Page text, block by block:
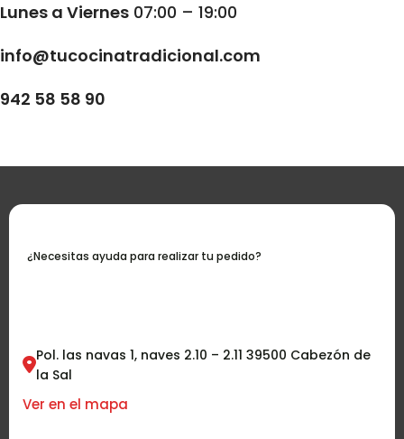
Lunes a Viernes 07:00 – 19:00
info@tucocinatradicional.com
942 58 58 90
¿Necesitas ayuda para realizar tu pedido?
Pol. las navas 1, naves 2.10 – 2.11 39500 Cabezón de
la Sal
Ver en el mapa